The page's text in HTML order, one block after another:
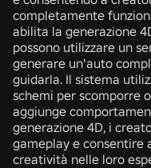
completamente
abilita la generazione
possono utilizzare un
generare un'auto
guidarla. Il sistema
schemi per scomporre
aggiunge
generazione 4D, i
gameplay e consentire
creatività nelle loro